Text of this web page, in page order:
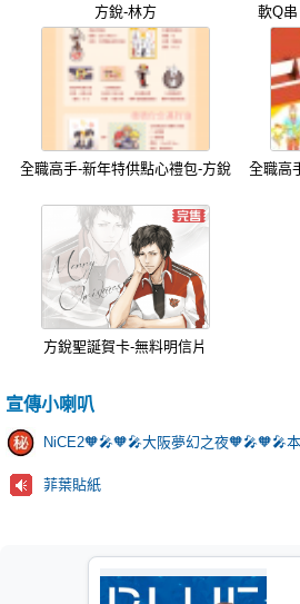
方銳-林方
軟Q
全職高手-新年特供點心禮包-方銳
全職高
方銳聖誕賀卡-無料明信片
宣傳小喇叭
NiCE2🧡🎤🧡🎤大阪夢幻之夜🧡🎤🧡🎤
菲葉貼紙